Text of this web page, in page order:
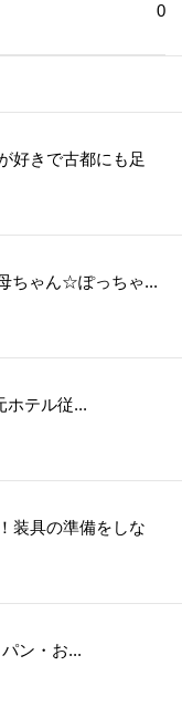
0
好きで古都にも足
ちゃん☆ぽっちゃ...
ホテル従...
装具の準備をしな
ン・お...